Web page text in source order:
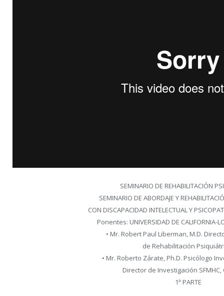
SEMINARIO DE REHABILITACIÓN
SEMINARIO DE ABORDAJE Y
CON DISCAPACIDAD INTELECTUAL Y
Ponentes: UNIVERSIDAD DE CALIFORNIA-
• Mr. Robert Paul Liberman, M.D.
de Rehabilitación
• Mr. Roberto Zárate, Ph.D. Psicólogo
Director de Investigación
1ª PARTE